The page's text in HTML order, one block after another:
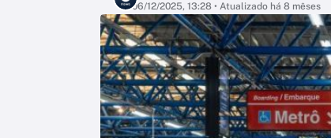
06/12/2025, 13:28 • Atualizado há 8 mêses